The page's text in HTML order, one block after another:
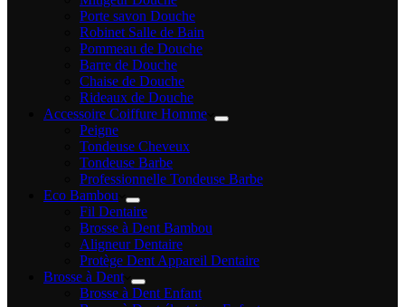
Porte savon Douche
Robinet Salle de Bain
Pommeau de Douche
Barre de Douche
Chaise de Douche
Rideaux de Douche
Accessoire Coiffure Homme
Peigne
Tondeuse Cheveux
Tondeuse Barbe
Professionnelle Tondeuse Barbe
Eco Bambou
Fil Dentaire
Brosse à Dent Bambou
Aligneur Dentaire
Protège Dent Appareil Dentaire
Brosse à Dent
Brosse à Dent Enfant